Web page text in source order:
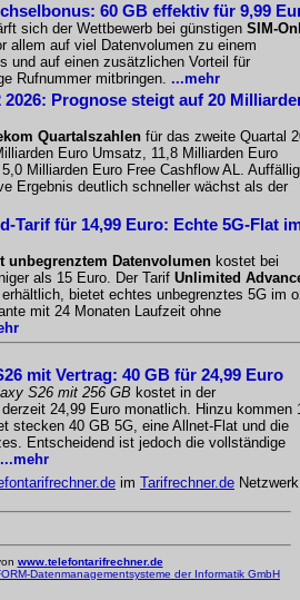
60 GB effektiv für 9,99
sich der Wettbewerb bei günstigen SIM-
allem auf viel Datenvolumen zu einem
und auf einen zusätzlichen Vorteil für
Rufnummer mitbringen. ...mehr
2026: Prognose steigt auf 20
Quartalszahlen für das zweite Quartal
Euro Umsatz, 11,8 Milliarden Euro
Milliarden Euro Free Cashflow AL.
Ergebnis deutlich schneller wächst als der
Tarif für 14,99 Euro: Echte 5G-Flat
unbegrenztem Datenvolumen kostet bei
als 15 Euro. Der Tarif Unlimited
bietet echtes unbegrenztes 5G im
mit 24 Monaten Laufzeit ohne
mit Vertrag: 40 GB für 24,99 Euro
S26 mit 256 GB kostet in der
24,99 Euro monatlich. Hinzu kommen
stecken 40 GB 5G, eine Allnet-Flat und die
Entscheidend ist jedoch die vollständige
...mehr
im Tarifrechner.de Netzwerk
www.telefontarifrechner.de
Datenmanagementsysteme der Informatik GmbH